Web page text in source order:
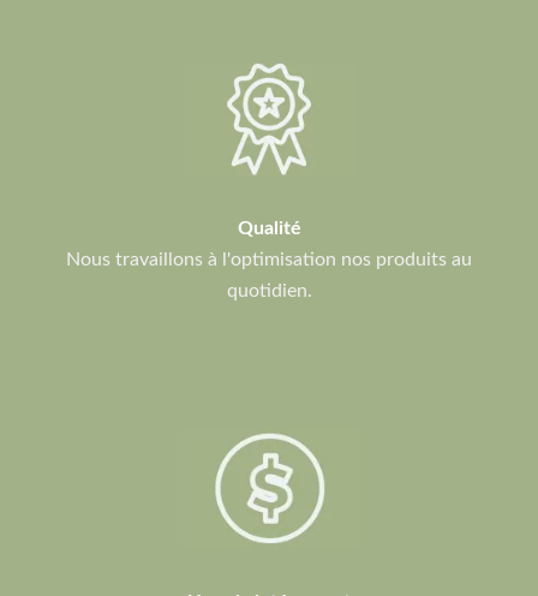
Qualité
Nous travaillons à l'optimisation nos produits au
quotidien.